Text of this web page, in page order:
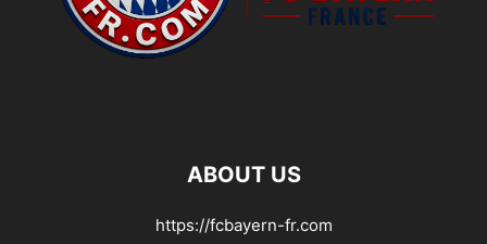
ABOUT US
https://fcbayern-fr.com